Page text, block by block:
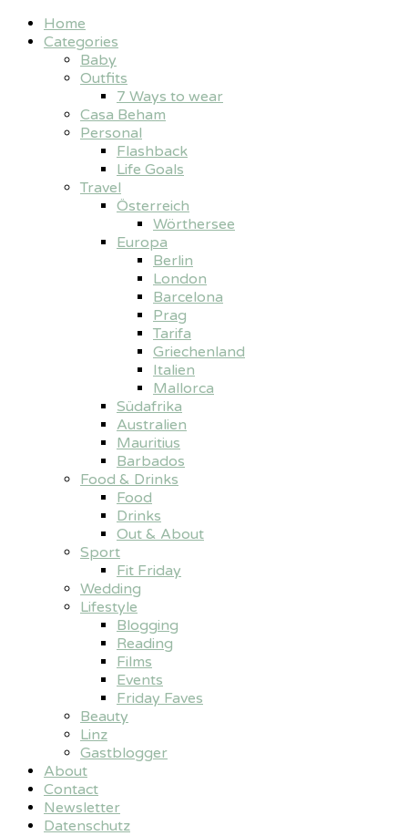
Home
Categories
Baby
Outfits
7 Ways to wear
Casa Beham
Personal
Flashback
Life Goals
Travel
Österreich
Wörthersee
Europa
Berlin
London
Barcelona
Prag
Tarifa
Griechenland
Italien
Mallorca
Südafrika
Australien
Mauritius
Barbados
Food & Drinks
Food
Drinks
Out & About
Sport
Fit Friday
Wedding
Lifestyle
Blogging
Reading
Films
Events
Friday Faves
Beauty
Linz
Gastblogger
About
Contact
Newsletter
Datenschutz